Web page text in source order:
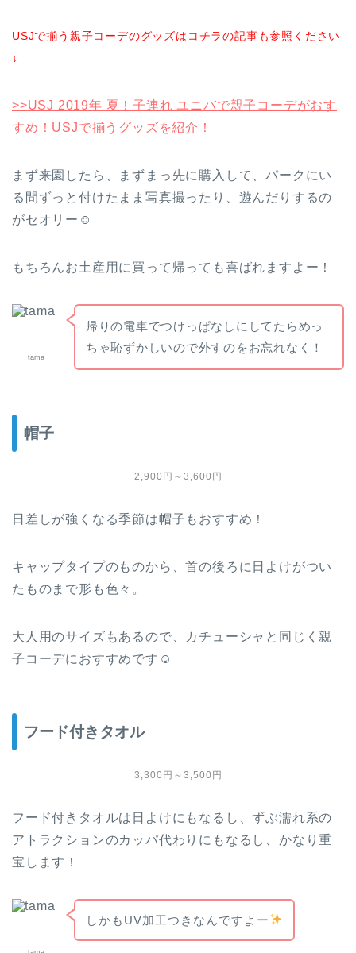
USJで揃う親子コーデのグッズはコチラの記事も参照ください
↓
>>USJ 2019年 夏！子連れ ユニバで親子コーデがおす
すめ！USJで揃うグッズを紹介！
まず来園したら、まずまっ先に購入して、パークにい
る間ずっと付けたまま写真撮ったり、遊んだりするの
がセオリー☺
もちろんお土産用に買って帰っても喜ばれますよー！
tama
帰りの電車でつけっぱなしにしてたらめっ
ちゃ恥ずかしいので外すのをお忘れなく！
帽子
2,900円～3,600円
日差しが強くなる季節は帽子もおすすめ！
キャップタイプのものから、首の後ろに日よけがつい
たものまで形も色々。
大人用のサイズもあるので、カチューシャと同じく親
子コーデにおすすめです☺
フード付きタオル
3,300円～3,500円
フード付きタオルは日よけにもなるし、ずぶ濡れ系の
アトラクションのカッパ代わりにもなるし、かなり重
宝します！
しかもUV加工つきなんですよー